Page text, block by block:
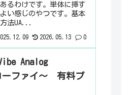
るわけです。単体に挿す
い感じのやつです。基本
法UA...
2026.05.13 0
Vibe Analog
ーファイ～ 有料プ